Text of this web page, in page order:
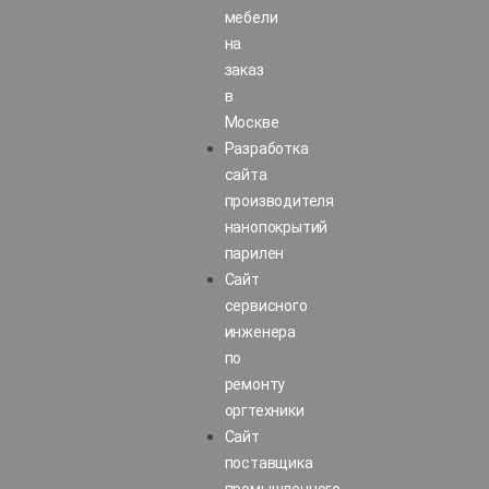
мебели
на
заказ
в
Москве
Разработка
сайта
производителя
нанопокрытий
парилен
Сайт
сервисного
инженера
по
ремонту
оргтехники
Сайт
поставщика